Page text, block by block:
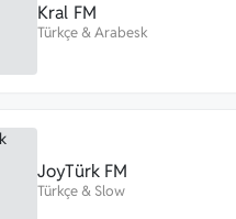
Kral FM
Türkçe&Arabesk
JoyTürk FM
Türkçe& Slow